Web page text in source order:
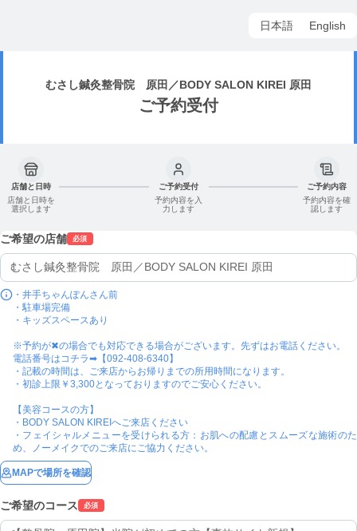
日本語 English
むさし鍼灸整骨院 原田／BODY SALON KIREI 原田
ご予約受付
店舗と日時
店舗と日時を
選択します
ご予約受付
予約内容を入
力します
ご予約内容
予約内容を確
認します
ご希望の店舗 必須
・井手ちゃんぽんさん前
・駐車場完備
・キッズスペースあり
※予約が✖の場合でも対応できる場合がございます。先ずはお電話ください。
電話番号はコチラ➡【092-408-6340】
・記載の時間は、ご来店からお帰りまでの所用時間になります。
・初診上限￥3,300となっておりますのでご安心ください。
【美容コースの方】
・BODY SALON KIREIへご来店ください
・フェイシャルメニューを受けられる方：お肌への配慮とスムーズな施術のた
め、ノーメイクでのご来店にご協力ください。
MAPで場所を確認
ご希望のコース 必須